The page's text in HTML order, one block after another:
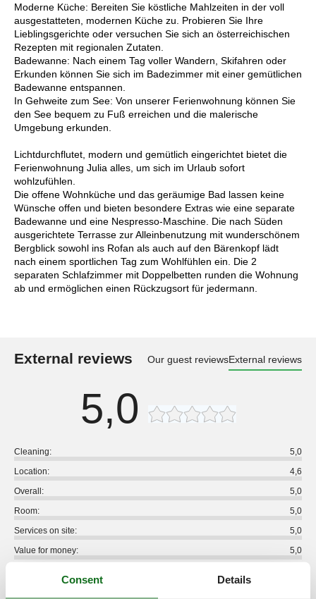
Moderne Küche: Bereiten Sie köstliche Mahlzeiten in der voll
ausgestatteten, modernen Küche zu. Probieren Sie Ihre
Lieblingsgerichte oder versuchen Sie sich an österreichischen
Rezepten mit regionalen Zutaten.
Badewanne: Nach einem Tag voller Wandern, Skifahren oder
Erkunden können Sie sich im Badezimmer mit einer gemütlichen
Badewanne entspannen.
In Gehweite zum See: Von unserer Ferienwohnung können Sie
den See bequem zu Fuß erreichen und die malerische
Umgebung erkunden.
Lichtdurchflutet, modern und gemütlich eingerichtet bietet die
Ferienwohnung Julia alles, um sich im Urlaub sofort
wohlzufühlen.
Die offene Wohnküche und das geräumige Bad lassen keine
Wünsche offen und bieten besondere Extras wie eine separate
Badewanne und eine Nespresso-Maschine. Die nach Süden
ausgerichtete Terrasse zur Alleinbenutzung mit wunderschönem
Bergblick sowohl ins Rofan als auch auf den Bärenkopf lädt
nach einem sportlichen Tag zum Wohlfühlen ein. Die 2
separaten Schlafzimmer mit Doppelbetten runden die Wohnung
ab und ermöglichen einen Rückzugsort für jedermann.
External reviews Our guest reviewsExternal reviews
5,0
Cleaning:
5,0
Location:
4,6
Overall:
5,0
Room:
5,0
Services on site:
5,0
Value for money:
5,0
Consent Details